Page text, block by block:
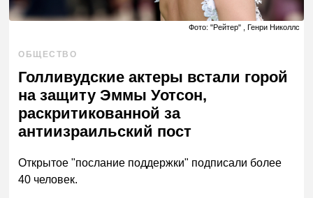
Фото: "Рейтер" , Генри Николлс
ОБЩЕСТВО
Голливудские актеры встали горой
на защиту Эммы Уотсон,
раскритикованной за
антиизраильский пост
Открытое "послание поддержки" подписали более
40 человек.